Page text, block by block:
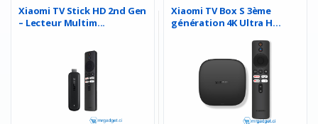
Xiaomi TV Stick HD 2nd Gen
– Lecteur Multim...
Xiaomi TV Box S 3ème
génération 4K Ultra H...